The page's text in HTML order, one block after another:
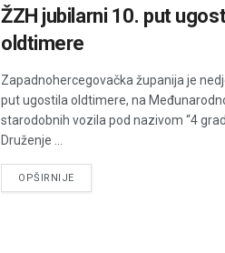
ŽZH jubilarni 10. put
oldtimere
Zapadnohercegovačka županija je
put ugostila oldtimere, na
starodobnih vozila pod nazivom “4
Druženje ...
OPŠIRNIJEDETAILS